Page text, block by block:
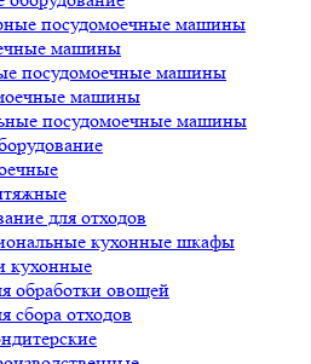
посудомоечные машины
машины
посудомоечные машины
машины
посудомоечные машины
для отходов
кухонные шкафы
кухонные
обработки овощей
сбора отходов